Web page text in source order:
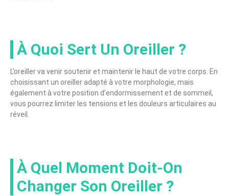
À Quoi Sert Un Oreiller ?
L’oreiller va venir soutenir et maintenir le haut de votre corps. En
choisissant un oreiller adapté à votre morphologie, mais
également à votre position d’endormissement et de sommeil,
vous pourrez limiter les tensions et les douleurs articulaires au
réveil.
À Quel Moment Doit-On
Changer Son Oreiller ?